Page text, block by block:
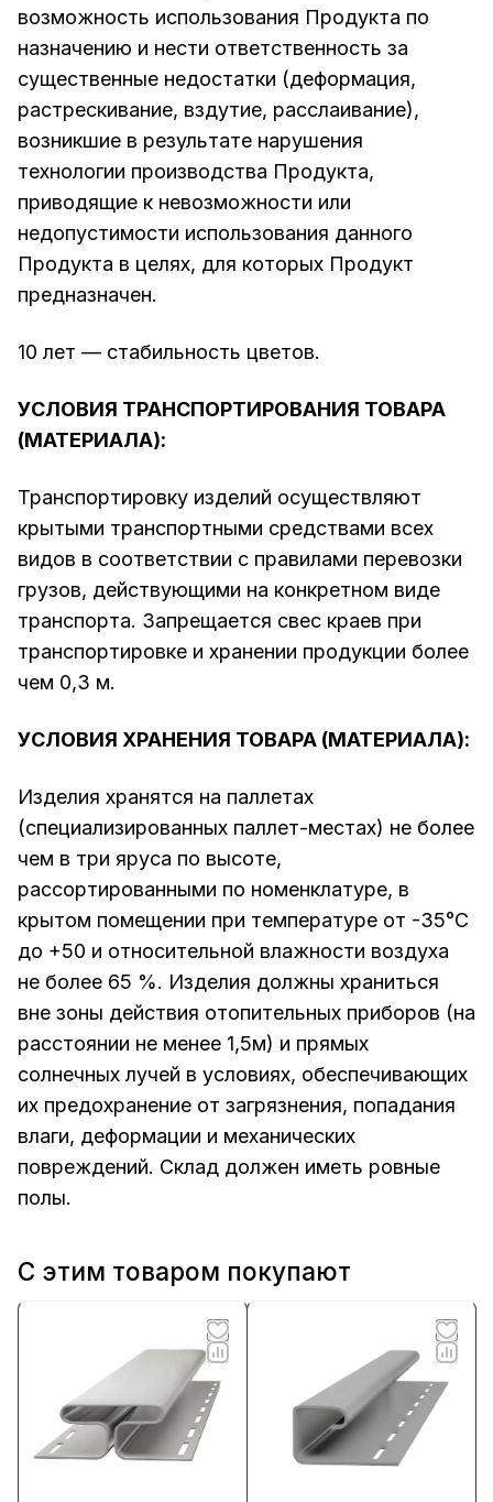
возможность использования Продукта по
назначению и нести ответственность за
существенные недостатки (деформация,
растрескивание, вздутие, расслаивание),
возникшие в результате нарушения
технологии производства Продукта,
приводящие к невозможности или
недопустимости использования данного
Продукта в целях, для которых Продукт
предназначен.
10 лет — стабильность цветов.
УСЛОВИЯ ТРАНСПОРТИРОВАНИЯ ТОВАРА
(МАТЕРИАЛА):
Транспортировку изделий осуществляют
крытыми транспортными средствами всех
видов в соответствии с правилами перевозки
грузов, действующими на конкретном виде
транспорта. Запрещается свес краев при
транспортировке и хранении продукции более
чем 0,3 м.
УСЛОВИЯ ХРАНЕНИЯ ТОВАРА (МАТЕРИАЛА):
Изделия хранятся на паллетах
(специализированных паллет-местах) не более
чем в три яруса по высоте,
рассортированными по номенклатуре, в
крытом помещении при температуре от -35°С
до +50 и относительной влажности воздуха
не более 65 %. Изделия должны храниться
вне зоны действия отопительных приборов (на
расстоянии не менее 1,5м) и прямых
солнечных лучей в условиях, обеспечивающих
их предохранение от загрязнения, попадания
влаги, деформации и механических
повреждений. Склад должен иметь ровные
полы.
С этим товаром покупают